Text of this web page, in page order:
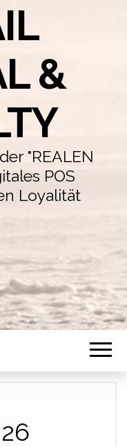
&
"REALEN
POS
Loyalität